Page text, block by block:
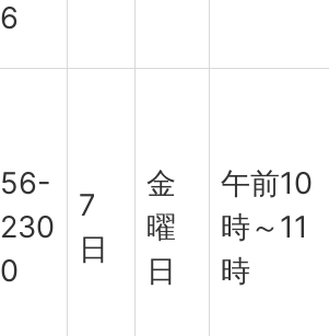
6
56-
230
0
7
日
金
曜
日
午前10
時～11
時